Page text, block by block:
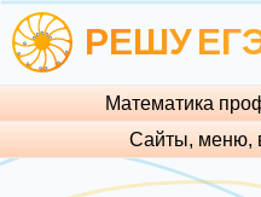
РЕШУ
Математика
Сайты, меню,